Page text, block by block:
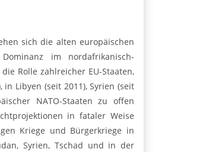
sich die alten europäischen
im nordafrikanisch-
Rolle zahlreicher EU-Staaten,
Libyen (seit 2011), Syrien (seit
NATO-Staaten zu offen
in fataler Weise
Kriege und Bürgerkriege in
Syrien, Tschad und in der